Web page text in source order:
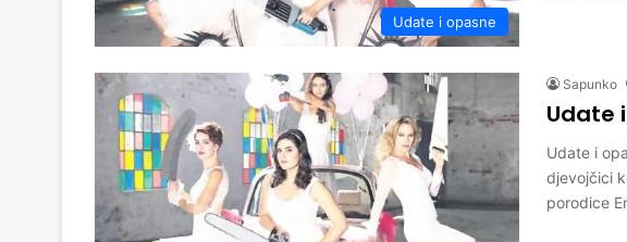
Udate i opasne
Sapunko
Udate
Udate i
djevojčici
porodice